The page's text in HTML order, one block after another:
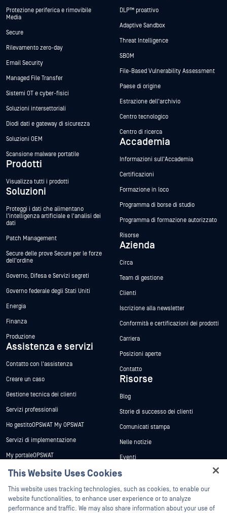
Protezione periferica e rimovibile
Media
Secure
Rilevamento zero-day
Email Security
Managed File Transfer
Sistemi OT e cyber-fisici
Soluzioni intersettoriali
Diodi dati e gateway di sicurezza
Soluzioni OEM
Scansione malware portatile
Prodotti
Visualizza tutti i prodotti
Soluzioni
Proteggi i dati che alimentano
l'intelligenza artificiale e l'analisi dei
dati
Patch Management
Secure delle prove Secure per le forze
dell'ordine
Governo, Difesa e Servizi segreti
Governo federale degli Stati Uniti
Energia
Finanza
Produzione
Assistenza e servizi
Contatto con l'assistenza
Creare un caso
Gestione tecnica dei clienti
Servizi professionali
Ho gestitoOPSWAT My OPSWAT
Servizi di implementazione
My portaleOPSWAT
Documentazione tecnica
Formazione
Programma sulle vulnerabilità
DLP™ proattivo
Adaptive Sandbox
Threat Intelligence
SBOM
File-Based Vulnerability Assessment
Paese di origine
Estrazione dell'archivio
Centro tecnologico
Centro di ricerca
Accademia
Informazioni sull'Accademia
Certificazioni
Formazione in loco
Programma di borse di studio
Programma di formazione autorizzato
Risorse
Azienda
Circa
Team di gestione
Clienti
Iscrizione alla newsletter
Conformità e certificazioni dei prodotti
Carriera
Posizioni aperte
Contatto
Risorse
Blog
Storie di successo dei clienti
Comunicati stampa
Nelle notizie
Eventi
Webinar
Schede tecniche
Libri bianchi
This Website Uses Cookies
This website uses tracking technologies, such as cookies, to enable our
website functionalities, to enhance user experience or to analyze
performance and traffic. We may also share information about your use of
Hey there!
I'm Ozzy, your OPSWAT virtual assistant.
How can I help you secure what's critical